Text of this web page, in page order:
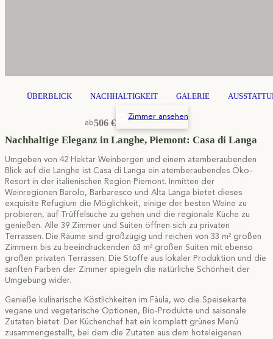
ÜBERBLICK NACHHALTIGKEIT GALERIE
ab506 €
Zimmer ansehen
Nachhaltige Eleganz in Langhe, Piemont: Casa di Langa
Umgeben von 42 Hektar Weinbergen und einem atemberaubenden
Blick auf die Langhe ist Casa di Langa ein atemberaubendes Öko-
Resort in der italienischen Region Piemont. Inmitten der
Weinregionen Barolo, Barbaresco und Alta Langa bietet dieses
exquisite Refugium die Möglichkeit, einige der besten Weine zu
probieren, auf Trüffelsuche zu gehen und die regionale Küche zu
genießen. Alle 39 Zimmer und Suiten öffnen sich zu privaten
Terrassen. Die Räume sind großzügig und reichen von 33 m² großen
Zimmern bis zu beeindruckenden 63 m² großen Suiten mit ebenso
großen privaten Terrassen. Die Stoffe aus lokaler Produktion und die
sanften Farben der Zimmer spiegeln die natürliche Schönheit der
Umgebung wider.
Genieße kulinarische Köstlichkeiten im Fàula, wo die Speisekarte
vegane und vegetarische Optionen, Bio-Produkte und saisonale
Zutaten bietet. Der Küchenchef hat ein komplett grünes Menü
zusammengestellt, bei dem die Zutaten aus dem hoteleigenen